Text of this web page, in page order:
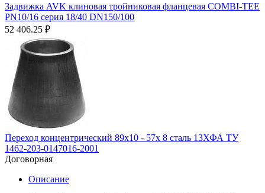
Задвижка AVK клиновая тройниковая фланцевая COMBI-TEE
PN10/16 серия 18/40 DN150/100
52 406.25 ₽
Переход концентрический 89х10 - 57х 8 сталь 13ХФА ТУ
1462-203-0147016-2001
Договорная
Описание